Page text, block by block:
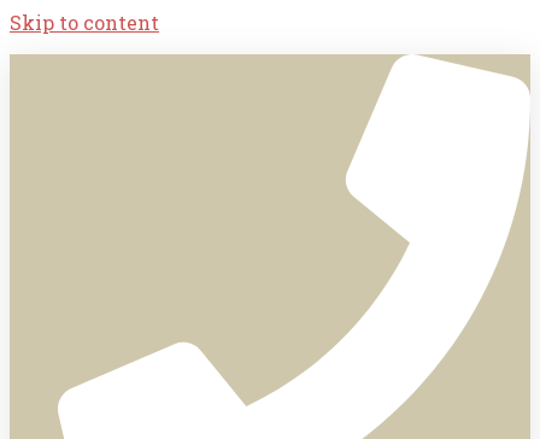
Skip to content